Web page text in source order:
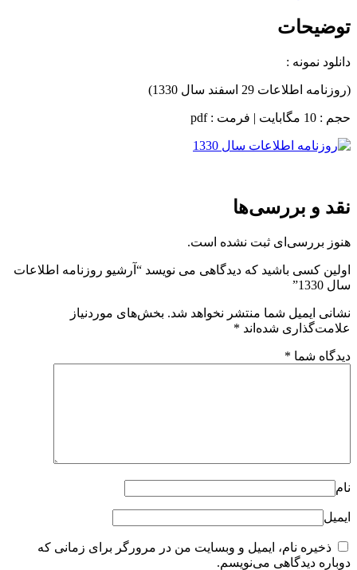
توضیحات
دانلود نمونه :
(روزنامه اطلاعات 29 اسفند سال 1330)
حجم : 10 مگابایت | فرمت : pdf
نقد و بررسی‌ها
هنوز بررسی‌ای ثبت نشده است.
اولین کسی باشید که دیدگاهی می نویسد “آرشیو روزنامه اطلاعات
سال 1330”
نشانی ایمیل شما منتشر نخواهد شد. بخش‌های موردنیاز
علامت‌گذاری شده‌اند *
دیدگاه شما *
نام
ایمیل
ذخیره نام، ایمیل و وبسایت من در مرورگر برای زمانی که
دوباره دیدگاهی می‌نویسم.